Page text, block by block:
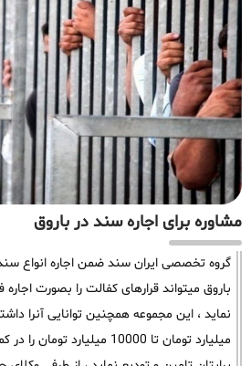
مشاوره برای اجاره سند در باروق
گروه تخصصی ایران سند ضمن اجاره انواع
باروق میتواند قرارهای کفالت را بصورت
میلیارد تومان تا 10000